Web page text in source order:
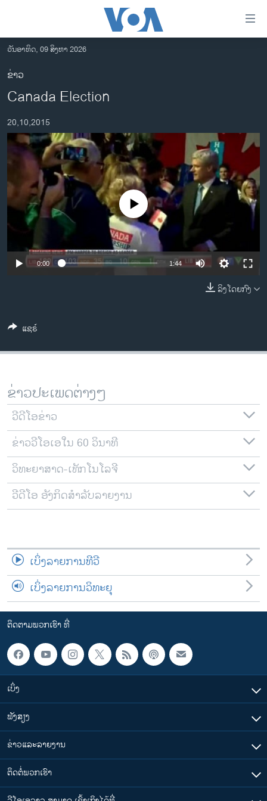
ເຂົ້າ
ຫາ
ຂ້າມ
ຂ້າມ
ໄປ
ຫາ
ຊອກ
ຄົ້ນ
ອາເມຣິກາ
ການເລືອກຕັ້ງ ປະທານາທີບໍດີ ສະຫະລັດ 2024
ຂ່າວ​ຈີນ
ເອເຊຍ
ອິດສະຫຼະພາບດ້ານການຂ່າວ
ຊຸມຊົນຊາວລາວ
ພາສາອັງກິດ
ລາຍການກະຈາຍສຽງ
ລາຍງານ
ຕິດຕາມພວກເຮົາ ທີ່
ພາສາຕ່າງໆ
ວັນອາທິດ, 09 ສິງຫາ 2026
ຂ່າວ
Canada Election
20,10,2015
No media source currently available
0:00 1:44
ລິງໂດຍກົງ
ແຊຣ໌
ຂ່າວປະເພດຕ່າງໆ
ວີດີໂອຂ່າວ
ຂ່າວວີໂອເອໃນ 60 ວິນາທີ
ວິທະຍາສາດ-ເທັກໂນໂລຈີ
ວີດີໂອ ອັງກິດສຳລັບລາຍງານ
ເບິ່ງລາຍການທີວີ
ເບິ່ງລາຍການວິທະຍຸ
ຕິດຕາມພວກເຮົາ ທີ່
ເບິ່ງ
ຟັງສຽງ
ຂ່າວແລະລາຍງານ
ຕິດຕໍ່ພວກເຮົາ